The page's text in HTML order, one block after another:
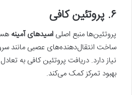
۶. پروتئین کافی
پروتئین‌ها منبع اصلی اسیدهای آمینه
ساخت انتقال‌دهنده‌های عصبی مانند
نیاز دارد. دریافت پروتئین کافی به
بهبود تمرکز کمک می‌کند.